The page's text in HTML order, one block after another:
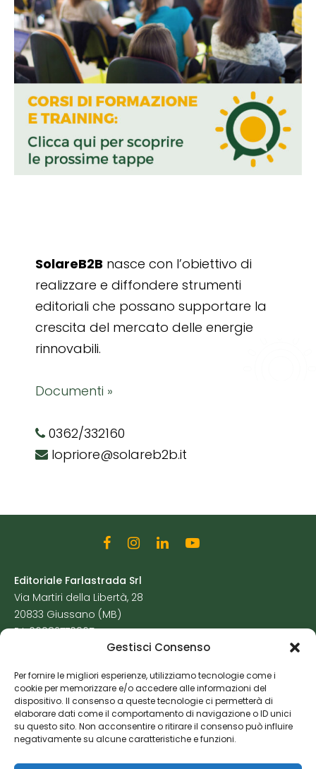
Gestisci Consenso
Per fornire le migliori esperienze, utilizziamo tecnologie come i
cookie per memorizzare e/o accedere alle informazioni del
dispositivo. Il consenso a queste tecnologie ci permetterà di
elaborare dati come il comportamento di navigazione o ID unici
su questo sito. Non acconsentire o ritirare il consenso può influire
negativamente su alcune caratteristiche e funzioni.
SolareB2B nasce con l’obiettivo di
realizzare e diffondere strumenti
editoriali che possano supportare la
crescita del mercato delle energie
rinnovabili.
Documenti »
0362/332160
lopriore@solareb2b.it
Editoriale Farlastrada Srl
Via Martiri della Libertà, 28
20833 Giussano (MB)
P.I. 06982770965
Cookie Policy
Risorse Aggiuntive